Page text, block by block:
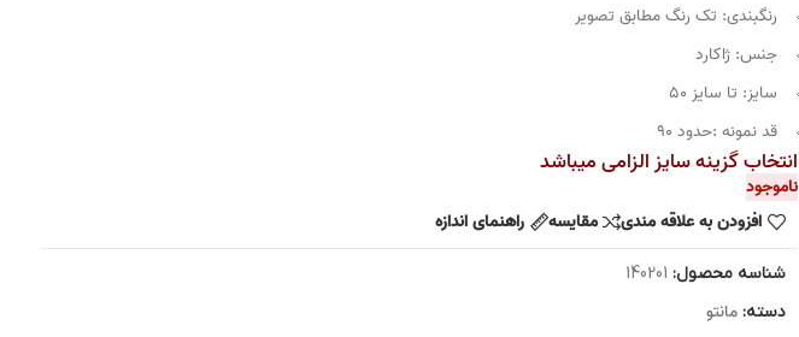
رنگبندی: تک رنگ مطابق تصویر
جنس: ژاکارد
سایز: تا سایز 50
قد نمونه :حدود 90
انتخاب گزینه سایز الزامی میباشد
ناموجود
افزودن به علاقه مندی
مقایسه راهنمای اندازه
شناسه محصول: 140201
دسته: مانتو